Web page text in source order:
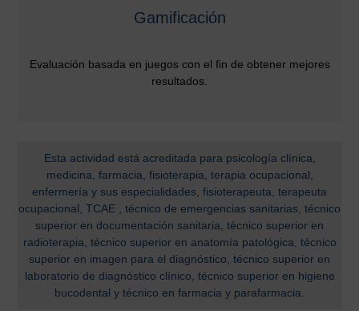
Gamificación
Evaluación basada en juegos con el fin de obtener mejores
resultados.
Esta actividad está acreditada para psicología clínica,
medicina, farmacia, fisioterapia, terapia ocupacional,
enfermería y sus especialidades, fisioterapeuta, terapeuta
ocupacional, TCAE , técnico de emergencias sanitarias, técnico
superior en documentación sanitaria, técnico superior en
radioterapia, técnico superior en anatomía patológica, técnico
superior en imagen para el diagnóstico, técnico superior en
laboratorio de diagnóstico clínico, técnico superior en higiene
bucodental y técnico en farmacia y parafarmacia.